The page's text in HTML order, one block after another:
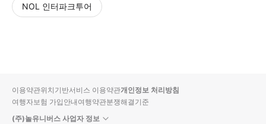
NOL 인터파크투어
입니
다.
순
상
이용약관위치기반서비스 이용약관개인정보 처리방침
여행자보험 가입안내여행약관분쟁해결기준
(주)놀유니버스 사업자 정보